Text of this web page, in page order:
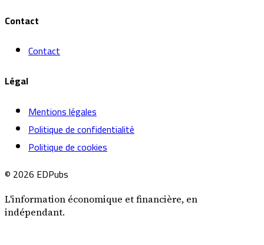
Contact
Contact
Légal
Mentions légales
Politique de confidentialité
Politique de cookies
© 2026 EDPubs
L'information économique et financière, en
indépendant.